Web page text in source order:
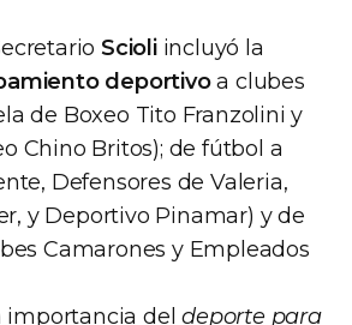
Scioliincluyó la
deportivoa clubes
de Boxeo Tito Franzolini y
Chino Britos); de fútbol a
Defensores de Valeria,
y Deportivo Pinamar) y de
Camarones y Empleados
importancia deldeporte para